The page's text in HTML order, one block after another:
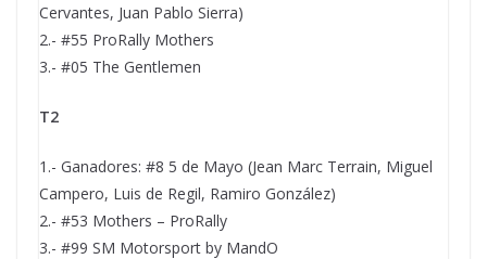
Cervantes, Juan Pablo Sierra)
2.- #55 ProRally Mothers
3.- #05 The Gentlemen
T2
1.- Ganadores: #8 5 de Mayo (Jean Marc Terrain, Miguel
Campero, Luis de Regil, Ramiro González)
2.- #53 Mothers – ProRally
3.- #99 SM Motorsport by MandO